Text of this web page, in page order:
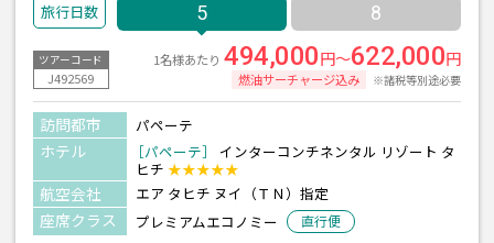
チ』宿泊 5日間 ＜往復送迎付き＞
5 8
ツアーコード
J492569
1名様あたり 494,000円～622,000円
燃油サーチャージ込み ※諸税等別途必要
訪問都市 パペーテ
ホテル ［パペーテ］
インターコンチネンタル リゾート タ
ヒチ ★★★★★
航空会社 エア タヒチ ヌイ（ＴＮ）指定
座席クラス プレミアムエコノミー 直行便